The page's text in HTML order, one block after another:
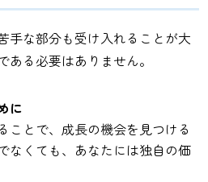
手な部分も受け入れることが大
る必要はありません。
に
ことで、成長の機会を見つける
なくても、あなたには独自の価